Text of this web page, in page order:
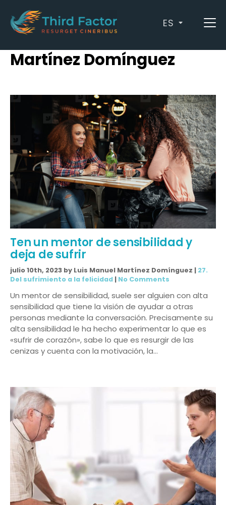
ES
Posts by Luis Manuel
Martínez Domínguez
Ten un mentor de sensibilidad y
deja de sufrir
julio 10th, 2023 by Luis Manuel Martínez Domínguez | 27.
Del sufrimiento a la felicidad | No Comments
Un mentor de sensibilidad, suele ser alguien con alta
sensibilidad que tiene la visión de ayudar a otras
personas mediante la conversación. Precisamente su
alta sensibilidad le ha hecho experimentar lo que es
«sufrir de corazón», sabe lo que es resurgir de las
cenizas y cuenta con la motivación, la…